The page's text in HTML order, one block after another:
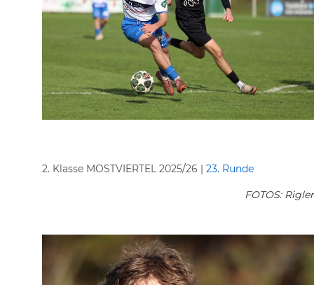
2. Klasse MOSTVIERTEL 2025/26 | 23. Runde
FOTOS: Rigler